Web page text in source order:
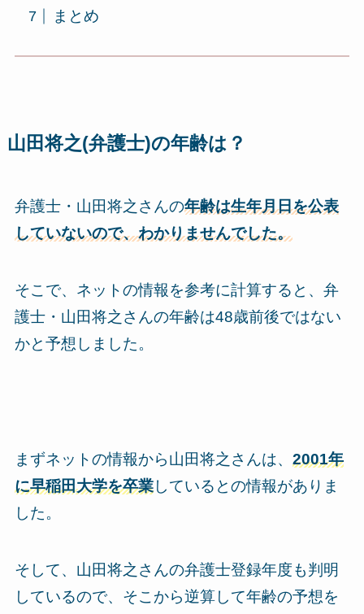
まとめ
山田将之(弁護士)の年齢は？
弁護士・山田将之さんの年齢は生年月日を公表
していないので、わかりませんでした。
そこで、ネットの情報を参考に計算すると、弁
護士・山田将之さんの年齢は48歳前後ではない
かと予想 しました。
まずネットの情報から山田将之さんは、 2001年
に早稲田大学を卒業しているとの情報がありま
した。
そして、山田将之さんの弁護士登録年度も判明
しているので、そこから逆算して年齢の予想を